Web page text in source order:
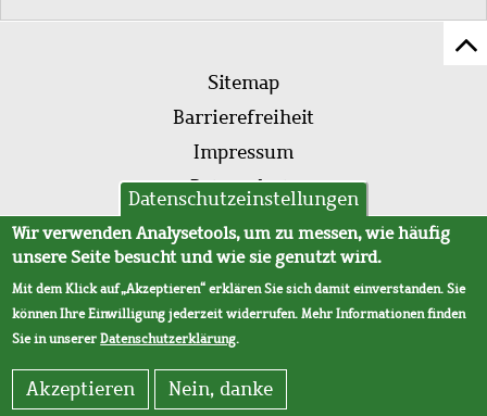
Fußleistenmenü
Sitemap
Barrierefreiheit
Impressum
Datenschutz
AVB
Datenschutzeinstellungen
Wir verwenden Analysetools, um zu messen, wie häufig
unsere Seite besucht und wie sie genutzt wird.
Mit dem Klick auf „Akzeptieren“ erklären Sie sich damit einverstanden. Sie
können Ihre Einwilligung jederzeit widerrufen. Mehr Informationen finden
Sie in unsererDatenschutzerklärung.
Akzeptieren Nein, danke